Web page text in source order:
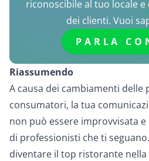
riconoscibile al tuo locale e
dei clienti. Vuoi
PARLA
Riassumendo
A causa dei cambiamenti delle
consumatori, la tua
non può essere improvvisata
di professionisti che ti
diventare il top ristorante nella